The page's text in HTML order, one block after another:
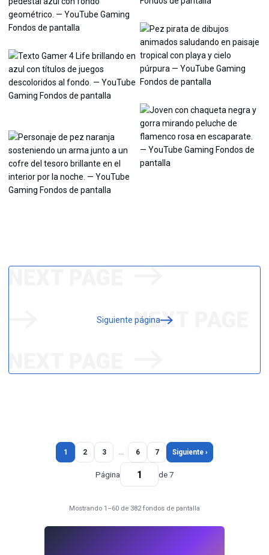
Siguiente página
1 2 3 … 6 7 Siguiente ›
Página de 7
Mostrando 1–60 de 382 fondos de pantalla